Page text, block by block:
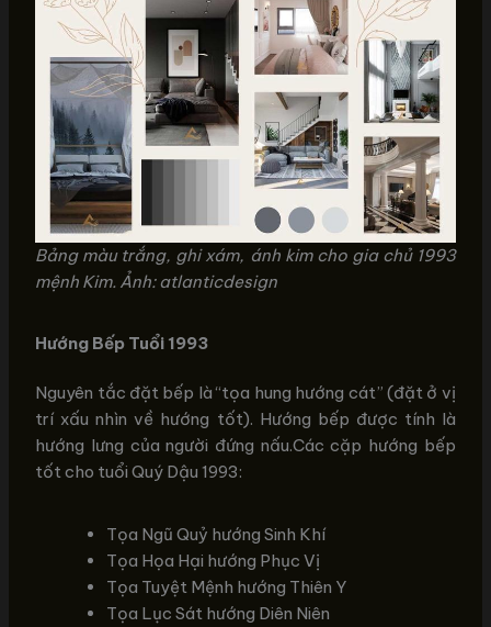
Bảng màu trắng, ghi xám, ánh kim cho gia chủ 1993
mệnh Kim. Ảnh: atlanticdesign
Hướng Bếp Tuổi 1993
Nguyên tắc đặt bếp là “tọa hung hướng cát” (đặt ở vị
trí xấu nhìn về hướng tốt). Hướng bếp được tính là
hướng lưng của người đứng nấu.Các cặp hướng bếp
tốt cho tuổi Quý Dậu 1993:
Tọa Ngũ Quỷ hướng Sinh Khí
Tọa Họa Hại hướng Phục Vị
Tọa Tuyệt Mệnh hướng Thiên Y
Tọa Lục Sát hướng Diên Niên